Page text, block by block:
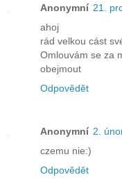
Anonymní 21.
ahoj
rád velkou cást
Omlouvám se za
obejmout
Odpovědět
Anonymní 2.
czemu nie:)
Odpovědět